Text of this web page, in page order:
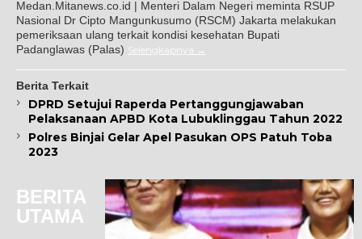
Medan.Mitanews.co.id | Menteri Dalam Negeri meminta RSUP
Nasional Dr Cipto Mangunkusumo (RSCM) Jakarta melakukan
pemeriksaan ulang terkait kondisi kesehatan Bupati
Padanglawas (Palas) Selengkapnya
Berita Terkait
DPRD Setujui Raperda Pertanggungjawaban
Pelaksanaan APBD Kota Lubuklinggau Tahun 2022
Polres Binjai Gelar Apel Pasukan OPS Patuh Toba
2023
BERITA
UTAMA